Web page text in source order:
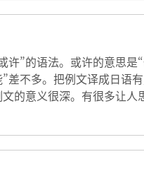
许”的语法。或许的意思是
差不多。把例文译成日语有
的意义很深。有很多让人